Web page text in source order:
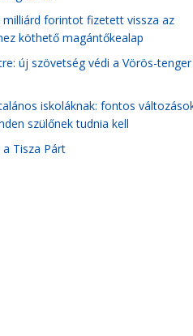
milliárd forintot fizetett vissza az
köthető magántőkealap
új szövetség védi a Vörös-tenger
iskoláknak: fontos
szülőnek tudnia kell
Tisza Párt